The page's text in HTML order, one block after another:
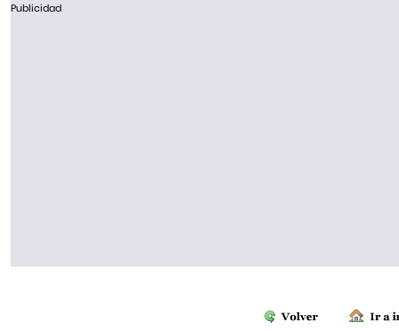
Publicidad